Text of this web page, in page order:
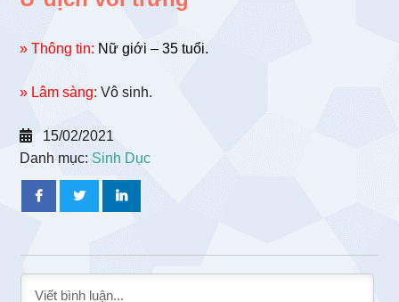
» Thông tin: Nữ giới – 35 tuổi.
» Lâm sàng: Vô sinh.
15/02/2021
Danh mục:Sinh Dục